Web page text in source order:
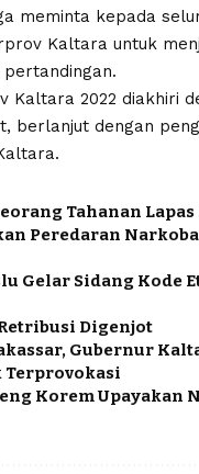
meminta kepada
Kaltara untuk
Kaltara 2022 diakhiri
berlanjut dengan
Tahanan Lapas
Peredaran
Gelar Sidang Kode
Digenjot
Gubernur
Terprovokasi
Korem Upayakan